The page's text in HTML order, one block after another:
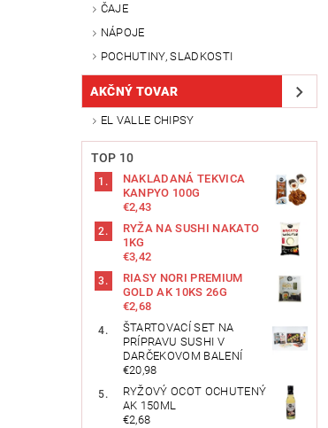
ČAJE
NÁPOJE
POCHUTINY, SLADKOSTI
AKČNÝ TOVAR
EL VALLE CHIPSY
TOP 10
NAKLADANÁ TEKVICA
KANPYO 100G
€2,43
RYŽA NA SUSHI NAKATO
1KG
€3,42
RIASY NORI PREMIUM
GOLD AK 10KS 26G
€2,68
ŠTARTOVACÍ SET NA
PRÍPRAVU SUSHI V
DARČEKOVOM BALENÍ
€20,98
RYŽOVÝ OCOT OCHUTENÝ
AK 150ML
€2,68